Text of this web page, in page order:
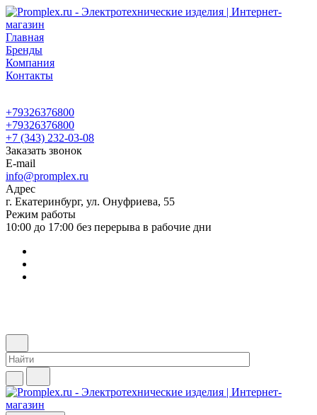
Главная
Бренды
Компания
Контакты
+79326376800
+79326376800
+7 (343) 232-03-08
Заказать звонок
E-mail
info@promplex.ru
Адрес
г. Екатеринбург, ул. Онуфриева, 55
Режим работы
10:00 до 17:00 без перерыва в рабочие дни